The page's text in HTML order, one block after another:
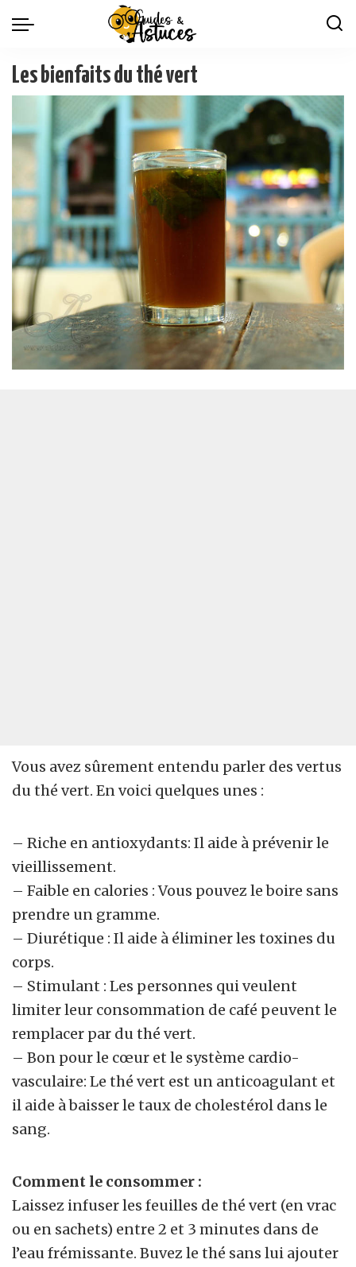
Les bienfaits du thé vert
Vous avez sûrement entendu parler des vertus
du thé vert. En voici quelques unes :
– Riche en antioxydants: Il aide à prévenir le
vieillissement.
– Faible en calories : Vous pouvez le boire sans
prendre un gramme.
– Diurétique : Il aide à éliminer les toxines du
corps.
– Stimulant : Les personnes qui veulent
limiter leur consommation de café peuvent le
remplacer par du thé vert.
– Bon pour le cœur et le système cardio-
vasculaire: Le thé vert est un anticoagulant et
il aide à baisser le taux de cholestérol dans le
sang.
Comment le consommer :
Laissez infuser les feuilles de thé vert (en vrac
ou en sachets) entre 2 et 3 minutes dans de
l’eau frémissante. Buvez le thé sans lui ajouter